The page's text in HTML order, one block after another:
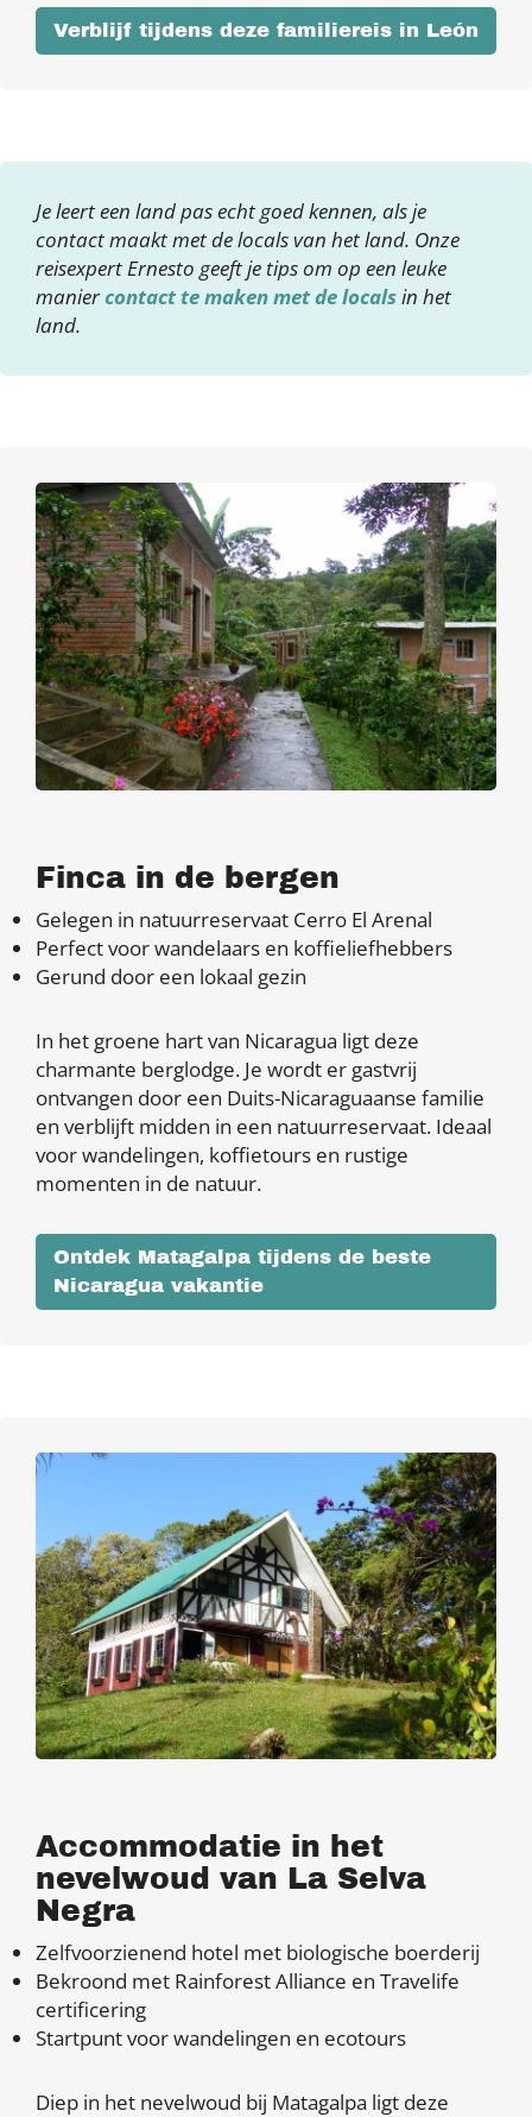
Verblijf tijdens deze familiereis in León
Je leert een land pas echt goed kennen, als je
contact maakt met de locals van het land. Onze
reisexpert Ernesto geeft je tips om op een leuke
maniercontact te maken met de localsin het
land.
Finca in de bergen
Gelegen in natuurreservaat Cerro El Arenal
Perfect voor wandelaars en koffieliefhebbers
Gerund door een lokaal gezin
In het groene hart van Nicaragua ligt deze
charmante berglodge. Je wordt er gastvrij
ontvangen door een Duits-Nicaraguaanse familie
en verblijft midden in een natuurreservaat. Ideaal
voor wandelingen, koffietours en rustige
momenten in de natuur.
Ontdek Matagalpa tijdens de beste
Nicaragua vakantie
Accommodatie in het
nevelwoud van La Selva
Negra
Zelfvoorzienend hotel met biologische boerderij
Bekroond met Rainforest Alliance en Travelife
certificering
Startpunt voor wandelingen en ecotours
Diep in het nevelwoud bij Matagalpa ligt deze